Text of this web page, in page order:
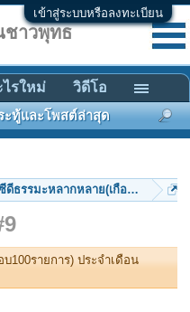
เข้าสู่ระบบหรือลงทะเบียน
ดีธรรมะหลากหลาย(เกือบ100รายก
100รายการ) ประจำเดือน
าวพุทธ
ะทู้และโพสต์ล่าสุด
ไรใหม่ วิดีโอ